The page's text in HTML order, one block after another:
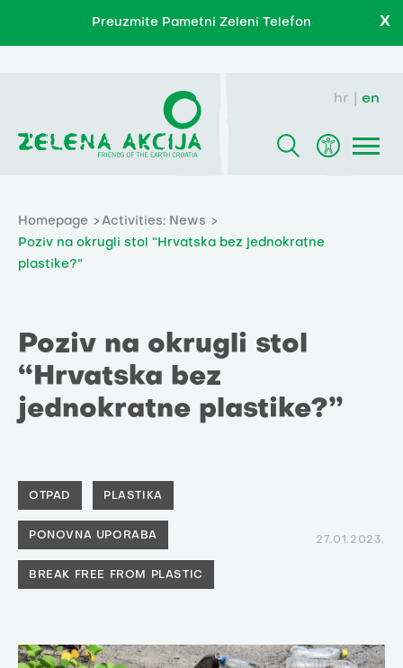
Preuzmite Pametni Zeleni Telefon X
hr en
Homepage
Activities: News
Poziv na okrugli stol “Hrvatska bez jednokratne
plastike?”
Poziv na okrugli stol
“Hrvatska bez
jednokratne plastike?”
OTPAD PLASTIKA
PONOVNA UPORABA
BREAK FREE FROM PLASTIC
27.01.2023.